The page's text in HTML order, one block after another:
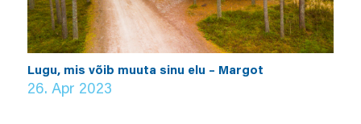
Lugu, mis võib muuta sinu elu – Margot
26. Apr 2023